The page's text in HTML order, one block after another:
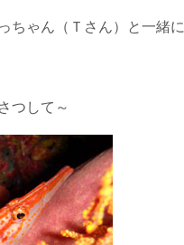
ちゃん（Ｔさん）と一緒に
つして～